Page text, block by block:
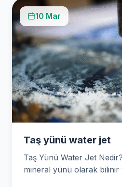
10 Mar
Taş yünü water jet
Taş Yünü Water Jet
mineral yünü olarak bilinir